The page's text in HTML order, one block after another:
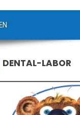
DENTAL-LABOR